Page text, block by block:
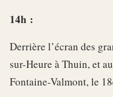
14h :
Derrière l’écran des
sur-Heure à Thuin, et
Fontaine-Valmont, le